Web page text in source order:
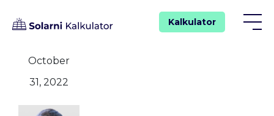
Kalkulator
October
31, 2022